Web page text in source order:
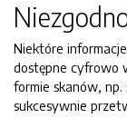
Niektóre
dostępne cyfrowo
formie skanów,
sukcesywnie